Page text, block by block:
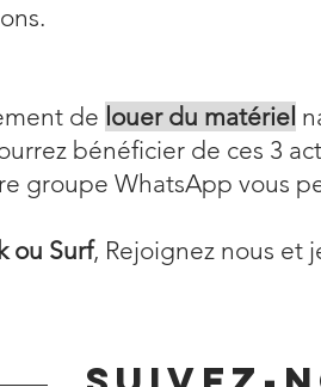
de louer du matériel
bénéficier de ces 3
groupe WhatsApp vous
ou Surf, Rejoignez nous et